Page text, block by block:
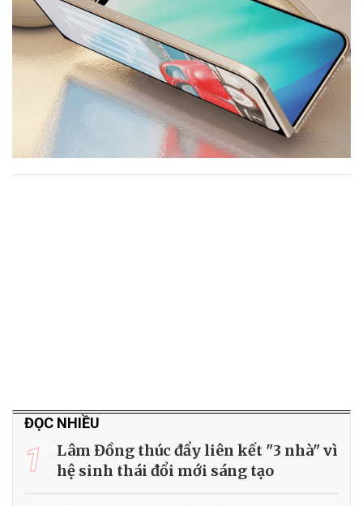
ĐỌC NHIỀU
1
Lâm Đồng thúc đẩy liên kết "3 nhà" vì
hệ sinh thái đổi mới sáng tạo